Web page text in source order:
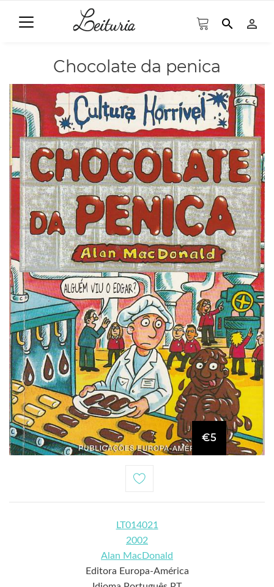
search person_outline
Chocolate da penica
€5
LT014021
2002
Alan MacDonald
Editora Europa-América